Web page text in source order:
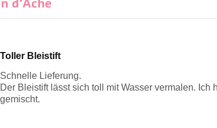
d'Ache
Toller Bleistift
Schnelle Lieferung.
Der Bleistift lässt sich toll mit Wasser vermalen. Ich
gemischt.